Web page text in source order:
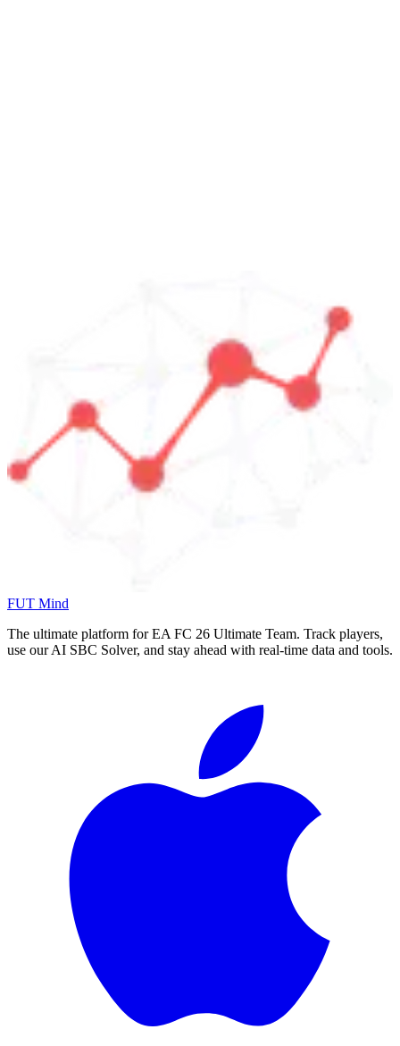
FUT Mind
The ultimate platform for EA FC 26 Ultimate Team. Track players,
use our AI SBC Solver, and stay ahead with real-time data and tools.